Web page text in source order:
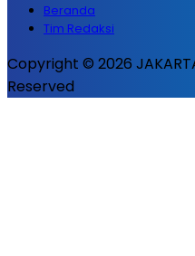
Beranda
Tim Redaksi
Copyright © 2026
Reserved